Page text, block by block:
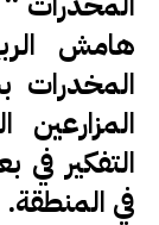
هامش
المخدرات
التفكير
في المنطقة.